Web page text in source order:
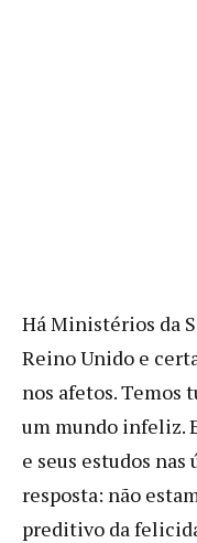
Há Ministérios da
Reino Unido e
nos afetos. Temos
um mundo infeliz.
e seus estudos
resposta: não
preditivo da